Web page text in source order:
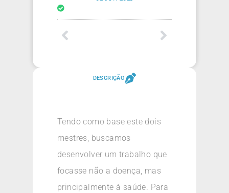
DESCRIÇÃO
Tendo como base este dois
mestres, buscamos
desenvolver um trabalho que
focasse não a doença, mas
principalmente à saúde. Para